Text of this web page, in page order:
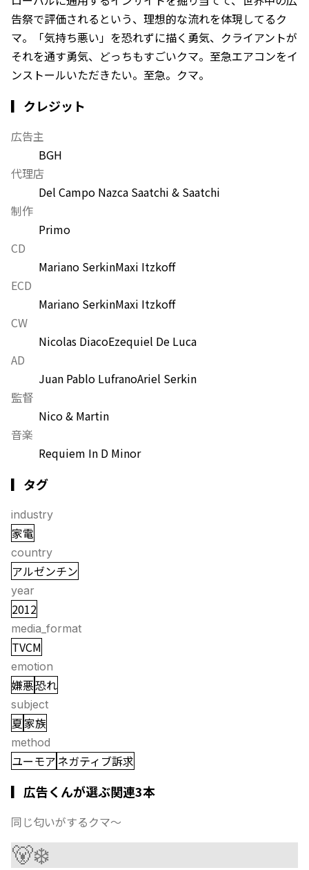
告祭で評価されるという、理想的な流れを体現してるク
マ。「気持ち悪い」を恐れずに描く勇気、クライアントが
それを通す勇気、どっちもすごいクマ。至急エアコンをイ
ンストールいただきたい。至急。クマ。
▎クレジット
広告主
BGH
代理店
Del Campo Nazca Saatchi & Saatchi
制作
Primo
CD
Mariano SerkinMaxi Itzkoff
ECD
Mariano SerkinMaxi Itzkoff
CW
Nicolas DiacoEzequiel De Luca
AD
Juan Pablo LufranoAriel Serkin
監督
Nico & Martin
音楽
Requiem In D Minor
▎タグ
industry
家電
country
アルゼンチン
year
2012
media_format
TVCM
emotion
嫌悪恐れ
subject
夏家族
method
ユーモアネガティブ訴求
▎広告くんが選ぶ関連3本
同じ匂いがするクマ〜
🐻‍❄️